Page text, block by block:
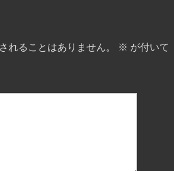
れることはありません。 ※ が付いて